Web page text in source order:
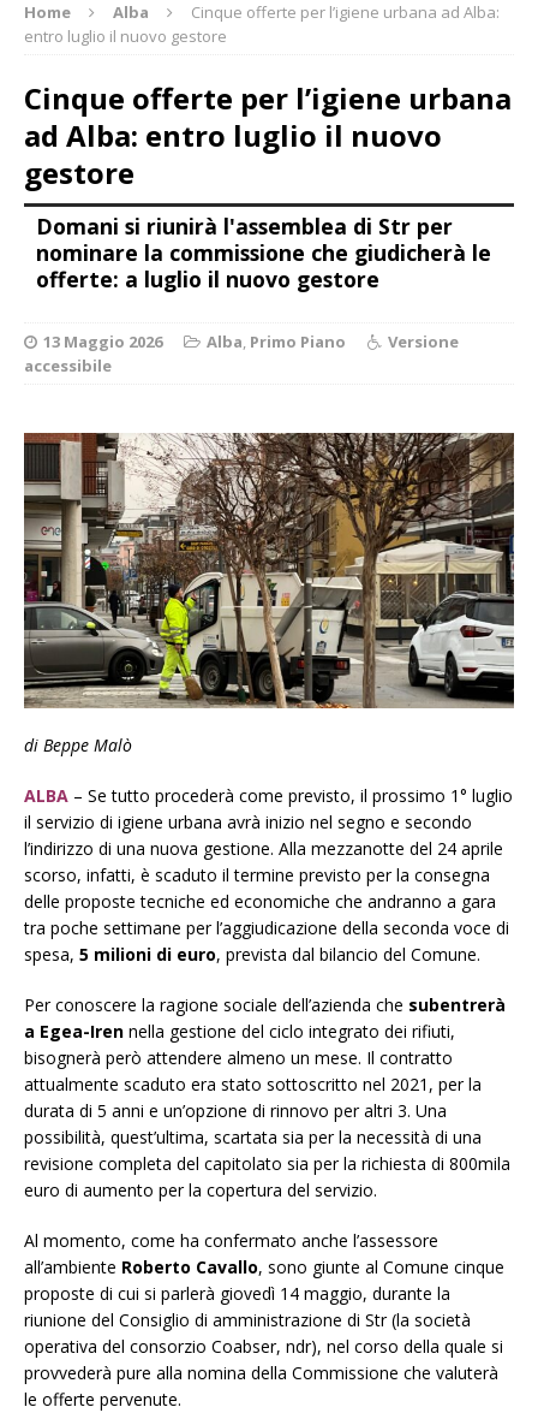
Home Alba
Cinque offerte per l’igiene urbana ad Alba:
entro luglio il nuovo gestore
Cinque offerte per l’igiene urbana
ad Alba: entro luglio il nuovo
gestore
Domani si riunirà l'assemblea di Str per
nominare la commissione che giudicherà le
offerte: a luglio il nuovo gestore
13 Maggio 2026 Alba, Primo Piano
Versione
accessibile
di Beppe Malò
ALBA – Setutto procederà come previsto, il prossimo 1° luglio
il servizio di igiene urbana avrà inizio nel segno e secondo
l’indirizzo di una nuova gestione. Alla mezzanotte del 24 aprile
scorso, infatti, è scaduto il termine previsto per la consegna
delle proposte tecniche ed economiche che andranno a gara
tra poche settimane per l’aggiudicazione della seconda voce di
spesa, 5 milioni di euro, prevista dal bilancio del Comune.
Per conoscere la ragione sociale dell’azienda che subentrerà
a Egea-Iren nella gestione del ciclo integrato dei rifiuti,
bisognerà però attendere almeno un mese. Il contratto
attualmente scaduto era stato sottoscritto nel 2021, per la
durata di 5 anni e un’opzione di rinnovo per altri 3. Una
possibilità, quest’ultima, scartata sia per la necessità di una
revisione completa del capitolato sia per la richiesta di 800mila
euro di aumento per la copertura del servizio.
Al momento, come ha confermato anche l’assessore
all’ambiente Roberto Cavallo, sono giunte al Comune cinque
proposte di cui si parlerà giovedì 14 maggio, durante la
riunione del Consiglio di amministrazione di Str (la società
operativa del consorzio Coabser, ndr), nel corso della quale si
provvederà pure alla nomina della Commissione che valuterà
le offerte pervenute.